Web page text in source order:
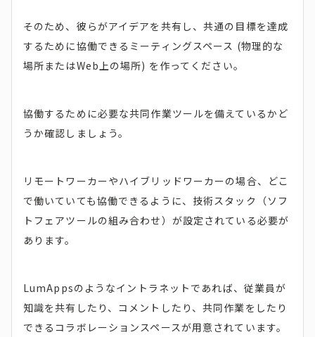
そのため、彼らがアイデアを共有し、共通の目標を達成
するために協働できるミーティングスペース (物理的な
場所またはWeb上の場所) を作ってください。
協働するために必要な共同作業ツールを備えているかど
うか確認しましょう。
リモートワーカーやハイブリッドワーカーの場合、どこ
で働いていても協働できるように、技術スタック（ソフ
トフェアツールの組み合わせ）が設定されている必要が
あります。
LumAppsのようなイントラネットであれば、従業員が
知識を共有したり、コメントしたり、共同作業をしたり
できるコラボレーションスペースが用意されています。